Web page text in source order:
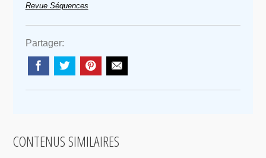
Revue Séquences
Partager:
CONTENUS SIMILAIRES